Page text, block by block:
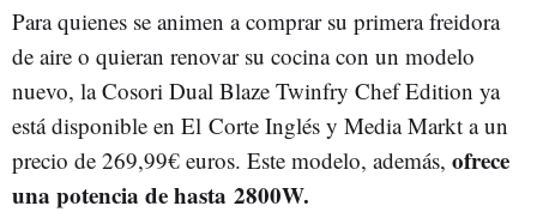
Para quienes se animen a comprar su primera freidora
de aire o quieran renovar su cocina con un modelo
nuevo, la Cosori Dual Blaze Twinfry Chef Edition ya
está disponible en El Corte Inglés y Media Markt a un
precio de 269,99€ euros. Este modelo, además, ofrece
una potencia de hasta 2800W.